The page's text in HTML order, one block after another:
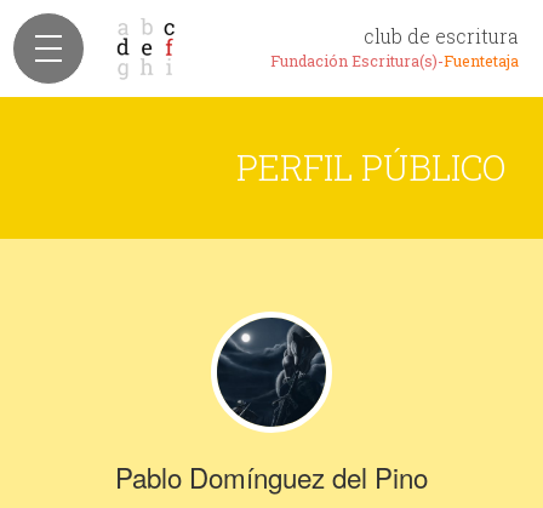
club de escritura
Fundación Escritura(s)-Fuentetaja
PERFIL PÚBLICO
Pablo Domínguez del Pino